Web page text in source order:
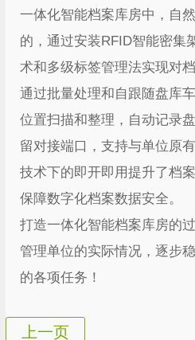
一体化智能档案库房中，自
的，通过安装RFID智能密集
术和多级标签管理法实现对
通过批量处理和自跟随盘库
位置扫描和整理，自动记录
留对接端口，支持与单位原
技术下的即开即用提升了档
保障数字化档案数据安全。
打造一体化智能档案库房的
管理单位的实际情况，逐步
的各项任务！